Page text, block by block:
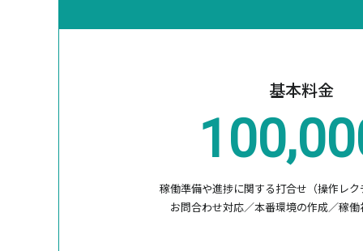
基本料金
稼働準備や進捗に関する打合せ（操作レ
お問合わせ対応／本番環境の作成／稼